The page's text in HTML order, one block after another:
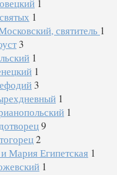
1
1
святитель 1
3
1
1
3
1
1
9
2
Мария Египетская 1
1